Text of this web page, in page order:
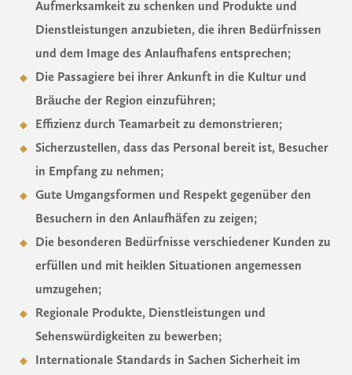
Aufmerksamkeit zu schenken und Produkte und
Dienstleistungen anzubieten, die ihren Bedürfnissen
und dem Image des Anlaufhafens entsprechen;
Die Passagiere bei ihrer Ankunft in die Kultur und
Bräuche der Region einzuführen;
Effizienz durch Teamarbeit zu demonstrieren;
Sicherzustellen, dass das Personal bereit ist, Besucher
in Empfang zu nehmen;
Gute Umgangsformen und Respekt gegenüber den
Besuchern in den Anlaufhäfen zu zeigen;
Die besonderen Bedürfnisse verschiedener Kunden zu
erfüllen und mit heiklen Situationen angemessen
umzugehen;
Regionale Produkte, Dienstleistungen und
Sehenswürdigkeiten zu bewerben;
Internationale Standards in Sachen Sicherheit im